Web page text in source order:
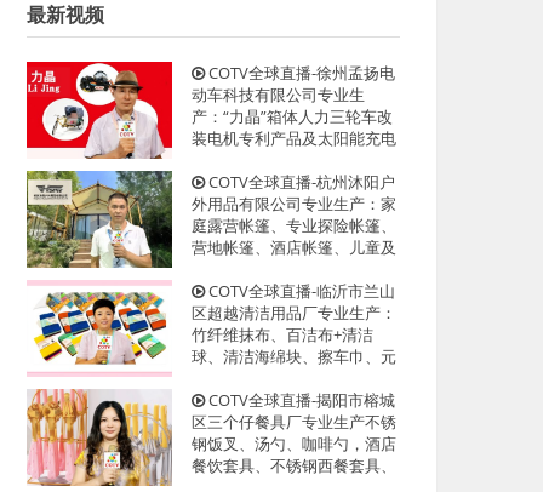
最新视频
COTV全球直播-徐州孟扬电
动车科技有限公司专业生
产：“力晶”箱体人力三轮车改
装电机专利产品及太阳能充电
新、款式多样，欢迎全球新老
客户前来洽谈采购！欢迎大家
光临！
COTV全球直播-杭州沐阳户
外用品有限公司专业生产：家
庭露营帐篷、专业探险帐篷、
营地帐篷、酒店帐篷、儿童及
列产品；设计创新、匠心制
造、款式多样，源头工厂，欢
迎大家光临！
COTV全球直播-临沂市兰山
区超越清洁用品厂专业生产：
竹纤维抹布、百洁布+清洁
球、清洁海绵块、擦车巾、元
抺布等清洁用品，欢迎大家光
临！
COTV全球直播-揭阳市榕城
区三个仔餐具厂专业生产不锈
钢饭叉、汤勺、咖啡勺，酒店
餐饮套具、不锈钢西餐套具、